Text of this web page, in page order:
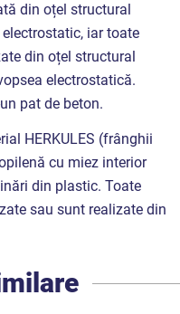
din oțel structural
iar toate
din oțel structural
electrostatică.
pat de beton.
HERKULES (frânghii
cu miez interior
din plastic. Toate
sau sunt realizate din